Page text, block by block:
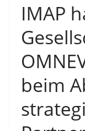
IMAP
beim